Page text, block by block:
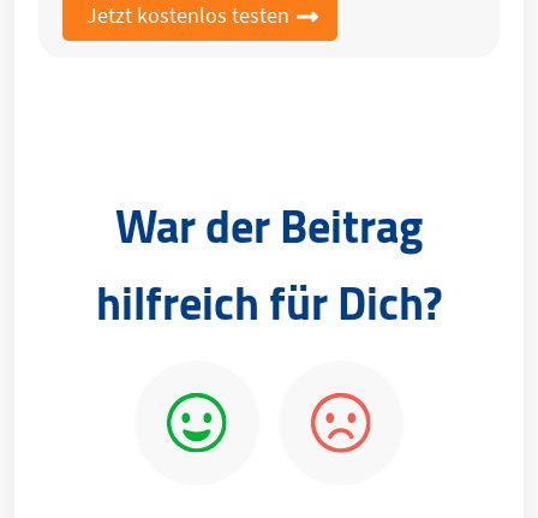
Jetzt kostenlos testen
War der Beitrag
hilfreich für Dich?